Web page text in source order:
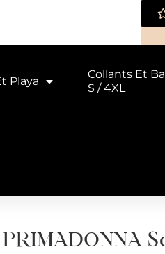
Playa
Collants Et
S / 4XL
PRIMADONNA